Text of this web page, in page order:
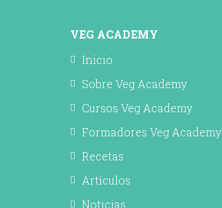
VEG ACADEMY
Inicio
Sobre Veg Academy
Cursos Veg Academy
Formadores Veg Academy
Recetas
Artículos
Noticias